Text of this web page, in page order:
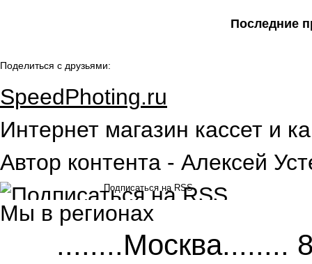
Последние
Поделиться с друзьями:
SpeedPhoting.ru
Интернет магазин кассет и
Автор контента - Алексей
Подписаться на RSS
Мы в регионах
........Москва........